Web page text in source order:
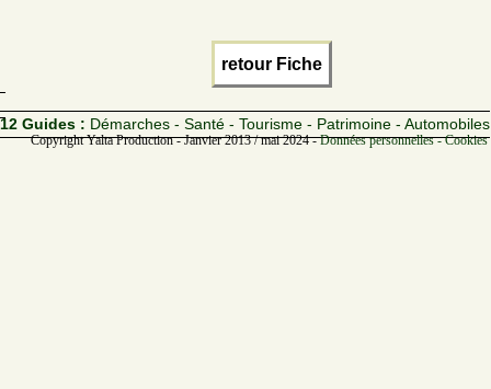
retour Fiche
12 Guides : Démarches - Santé - Tourisme - Patrimoine - Automobiles
Copyright Yalta Production - Janvier 2013 / mai 2024 -Données personnelles -